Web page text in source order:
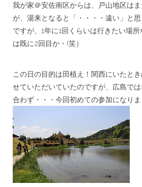
我が家＠安佐南区からは、戸山地区は
が、湯来となると「・・・・遠い」と思
ですが、1年に1回くらいは行きたい場
は既に2回目か・(笑）
この日の目的は田植え！関西にいたと
せていただいていたのですが、広島で
合わず・・・今回初めての参加になりま